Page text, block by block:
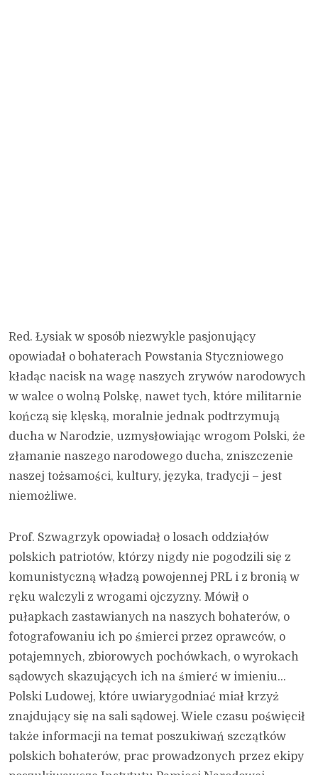
Red. Łysiak w sposób niezwykle pasjonujący
opowiadał o bohaterach Powstania Styczniowego
kładąc nacisk na wagę naszych zrywów narodowych
w walce o wolną Polskę, nawet tych, które militarnie
kończą się klęską, moralnie jednak podtrzymują
ducha w Narodzie, uzmysłowiając wrogom Polski, że
złamanie naszego narodowego ducha, zniszczenie
naszej tożsamości, kultury, języka, tradycji – jest
niemożliwe.
Prof. Szwagrzyk opowiadał o losach oddziałów
polskich patriotów, którzy nigdy nie pogodzili się z
komunistyczną władzą powojennej PRL i z bronią w
ręku walczyli z wrogami ojczyzny. Mówił o
pułapkach zastawianych na naszych bohaterów, o
fotografowaniu ich po śmierci przez oprawców, o
potajemnych, zbiorowych pochówkach, o wyrokach
sądowych skazujących ich na śmierć w imieniu…
Polski Ludowej, które uwiarygodniać miał krzyż
znajdujący się na sali sądowej. Wiele czasu poświęcił
także informacji na temat poszukiwań szczątków
polskich bohaterów, prac prowadzonych przez ekipy